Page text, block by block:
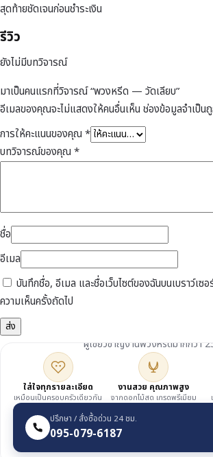
สุดท้ายชัดเจนก่อนชำระเงิน
รีวิว
ยังไม่มีบทวิจารณ์
มาเป็นคนแรกที่วิจารณ์ “พวงหรีด — วัดเลียบ”
อีเมลของคุณจะไม่แสดงให้คนอื่นเห็น ช่องข้อมูลจำเป็น
การให้คะแนนของคุณ *
บทวิจารณ์ของคุณ *
ชื่อ
อีเมล
บันทึกชื่อ, อีเมล และชื่อเว็บไซต์ของฉันบนเบราว์เซ
ความเห็นครั้งถัดไป
ผู้เชี่ยวชาญงานพวงหรีดมากกว่า
ใส่ใจทุกรายละเอียด
เหมือนเป็นครอบครัวเดียวกัน
งานสวย คุณภาพสูง
จากดอกไม้สด เกรดพรีเมียม
ปรึกษา / สั่งซื้อด่วน 24 ชม.
095-079-6187